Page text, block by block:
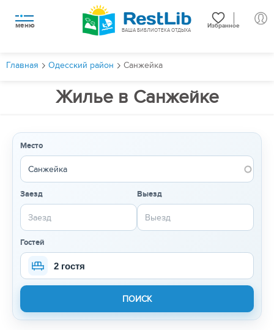
меню Избранное
ВАША БИБЛИОТЕКА ОТДЫХА
Главная Одесский район Санжейка
Жилье в Санжейке
Место
Заезд Выезд
Гостей
2 гостя